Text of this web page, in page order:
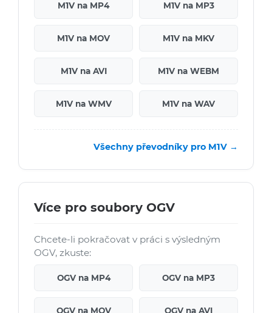
M1V na MP4 M1V na MP3
M1V na MOV M1V na MKV
M1V na AVI M1V na WEBM
M1V na WMV M1V na WAV
Všechny převodníky pro M1V →
Více pro soubory OGV
Chcete-li pokračovat v práci s výsledným
OGV, zkuste:
OGV na MP4 OGV na MP3
OGV na MOV OGV na AVI